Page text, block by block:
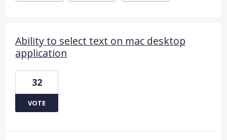
Ability to select text on mac desktop
application
32
VOTE